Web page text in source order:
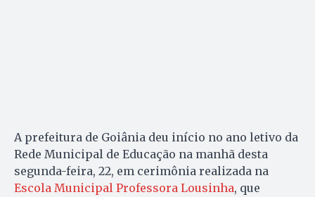
A prefeitura de Goiânia deu início no ano letivo da
Rede Municipal de Educação na manhã desta
segunda-feira, 22, em cerimônia realizada na
Escola Municipal Professora Lousinha, que